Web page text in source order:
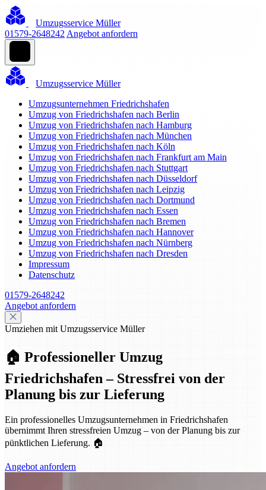
Umzugsservice Müller
01579-2648242 Angebot anfordern
Umzugsservice Müller
Umzugsunternehmen Friedrichshafen
Umzug von Friedrichshafen nach Berlin
Umzug von Friedrichshafen nach Hamburg
Umzug von Friedrichshafen nach München
Umzug von Friedrichshafen nach Köln
Umzug von Friedrichshafen nach Frankfurt am Main
Umzug von Friedrichshafen nach Stuttgart
Umzug von Friedrichshafen nach Düsseldorf
Umzug von Friedrichshafen nach Leipzig
Umzug von Friedrichshafen nach Dortmund
Umzug von Friedrichshafen nach Essen
Umzug von Friedrichshafen nach Bremen
Umzug von Friedrichshafen nach Hannover
Umzug von Friedrichshafen nach Nürnberg
Umzug von Friedrichshafen nach Dresden
Impressum
Datenschutz
01579-2648242
Angebot anfordern
Umziehen mit Umzugsservice Müller
🏠 Professioneller Umzug
Friedrichshafen – Stressfrei von der
Planung bis zur Lieferung
Ein professionelles Umzugsunternehmen in Friedrichshafen
übernimmt Ihren stressfreien Umzug – von der Planung bis zur
pünktlichen Lieferung. 🏠
Angebot anfordern